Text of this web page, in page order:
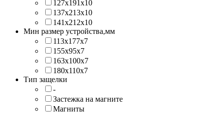
127х191х10
137х213х10
141х212х10
Мин размер устройства,мм
113x177x7
155x95x7
163x100x7
180x110x7
Тип защелки
-
Застежка на магните
Магниты